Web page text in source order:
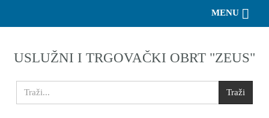
USLUŽNI I TRGOVAČKI OBRT "ZEUS"
MENU